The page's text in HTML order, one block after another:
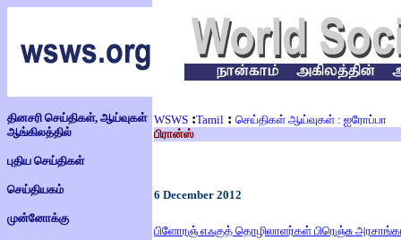
தினசரி செய்திகள், ஆய்வுகள்
ஆங்கிலத்தில்
புதிய செய்திகள்
செய்தியகம்
முன்னோக்கு
WSWS :Tamil : செய்திகள் ஆய்வுகள் : ஐரோப்பா
பிரான்ஸ்
6 December 2012
பிளோரஞ் எஃகுத் தொழிலாளர்கள் பிரெஞ்சு